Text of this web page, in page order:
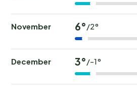
November 6°/2°
December 3°/-1°